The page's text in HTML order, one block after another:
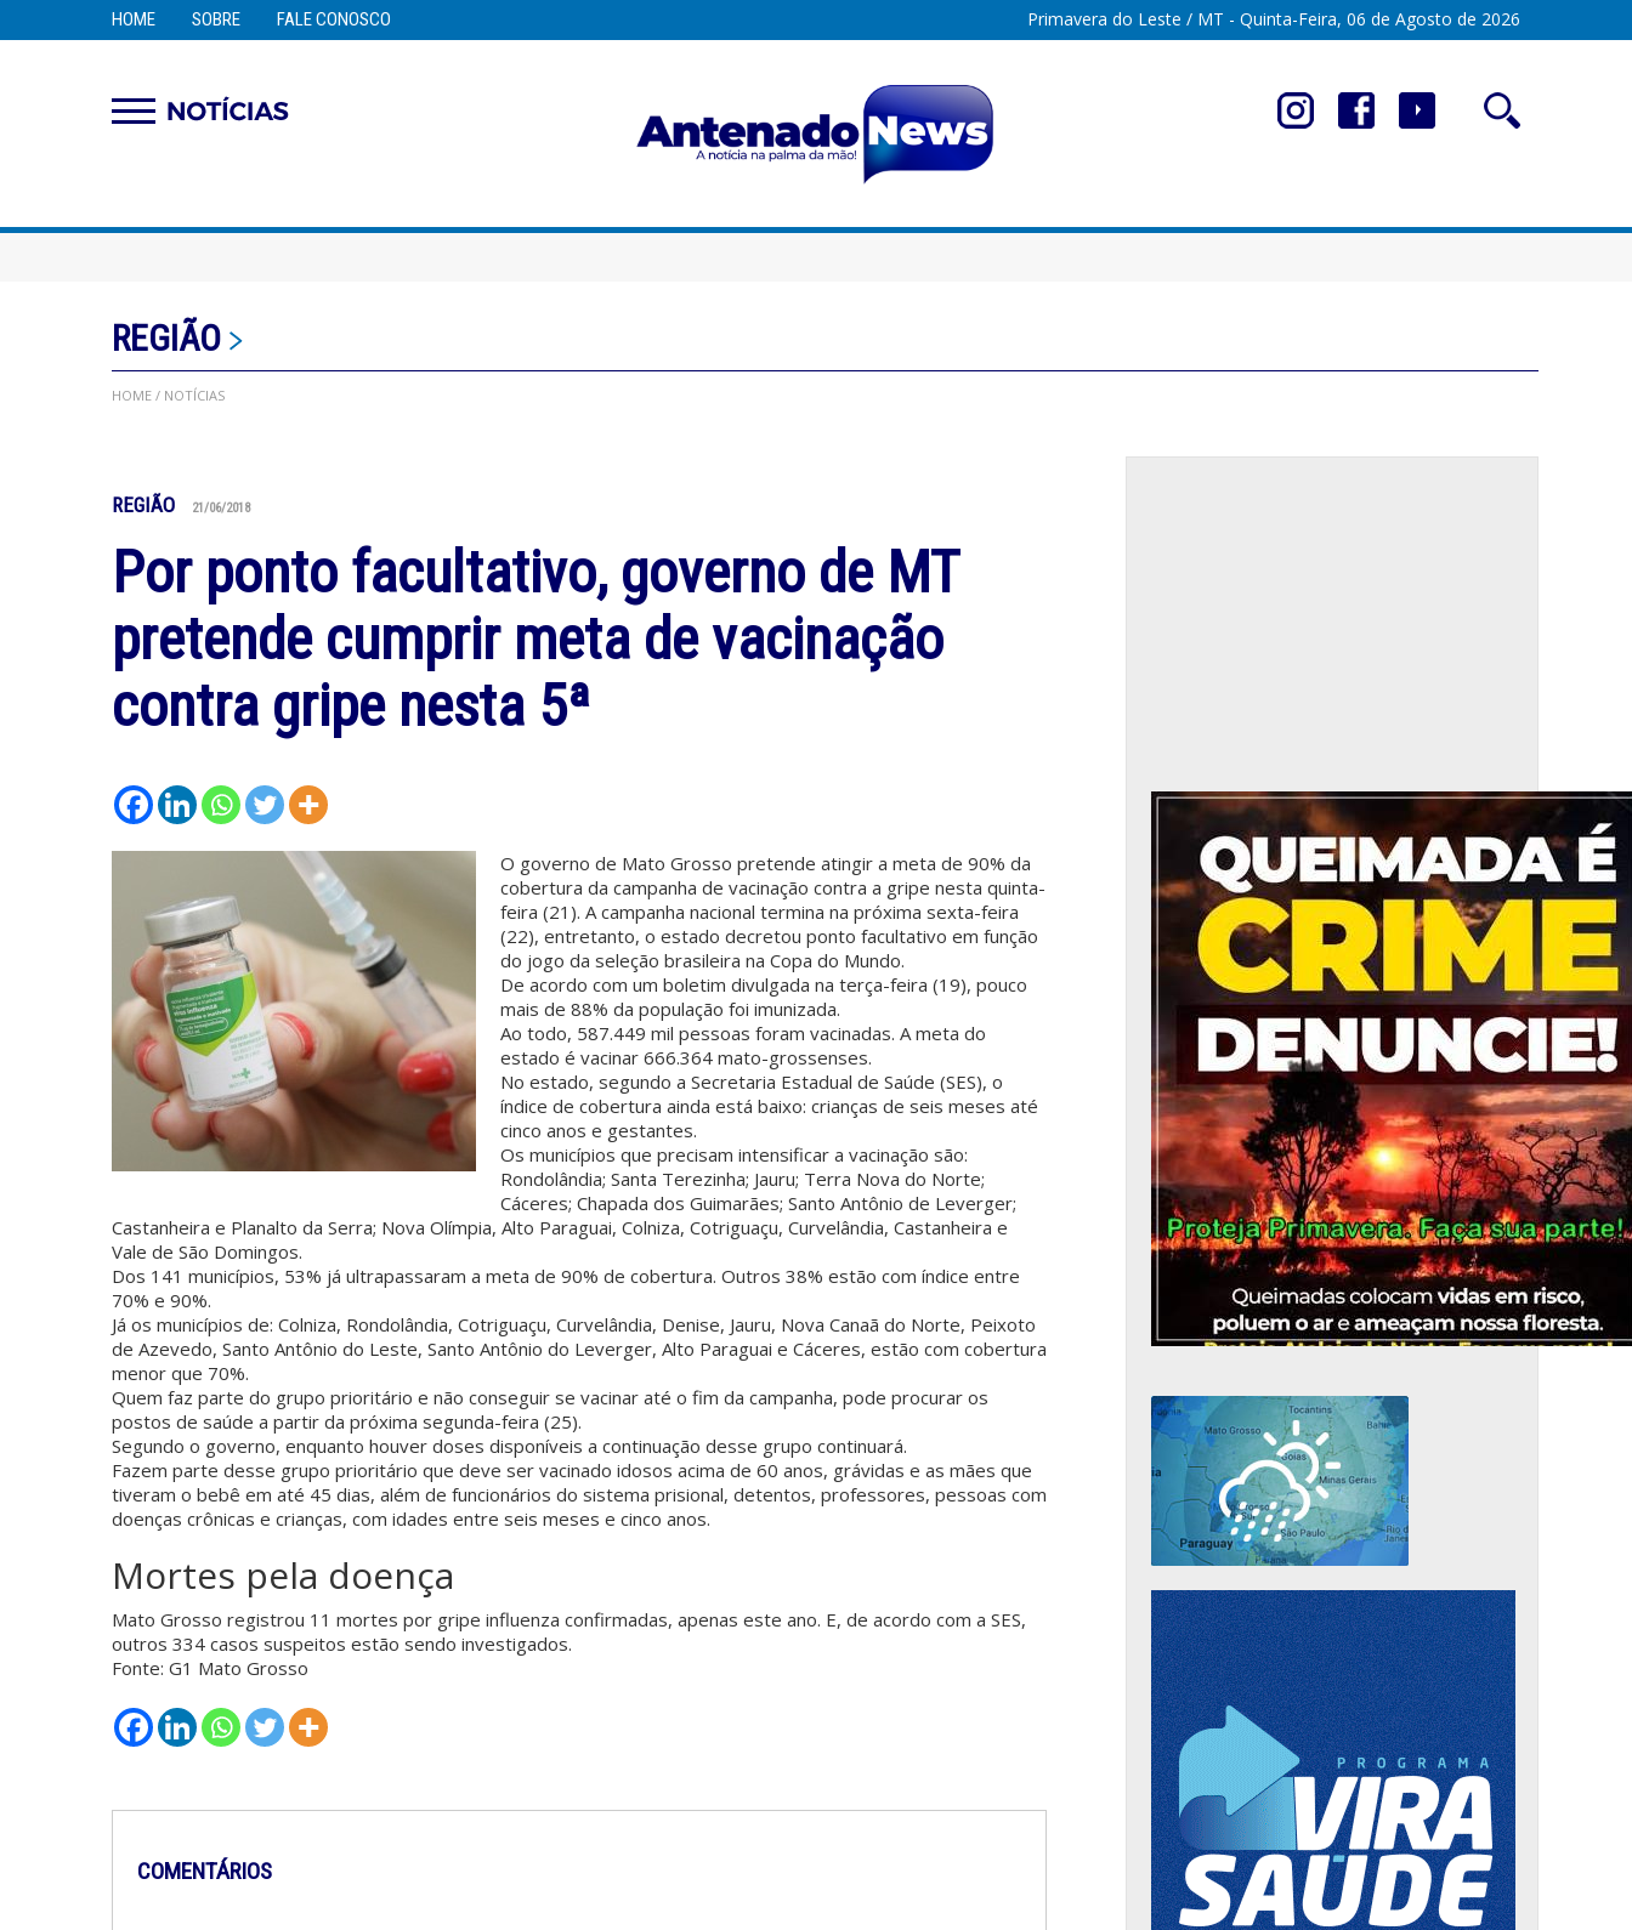
HOME SOBRE FALE CONOSCO Primavera do Leste / MT - Quinta-Feira, 06 de Agosto de 2026
REGIÃO
HOME / NOTÍCIAS
REGIÃO 21/06/2018
Por ponto facultativo, governo de MT
pretende cumprir meta de vacinação
contra gripe nesta 5ª
O governo de Mato Grosso pretende atingir a meta de 90% da
cobertura da campanha de vacinação contra a gripe nesta quinta-
feira (21). A campanha nacional termina na próxima sexta-feira
(22), entretanto, o estado decretou ponto facultativo em função
do jogo da seleção brasileira na Copa do Mundo.
De acordo com um boletim divulgada na terça-feira (19), pouco
mais de 88% da população foi imunizada.
Ao todo, 587.449 mil pessoas foram vacinadas. A meta do
estado é vacinar 666.364 mato-grossenses.
No estado, segundo a Secretaria Estadual de Saúde (SES), o
índice de cobertura ainda está baixo: crianças de seis meses até
cinco anos e gestantes.
Os municípios que precisam intensificar a vacinação são:
Rondolândia; Santa Terezinha; Jauru; Terra Nova do Norte;
Cáceres; Chapada dos Guimarães; Santo Antônio de Leverger;
Castanheira e Planalto da Serra; Nova Olímpia, Alto Paraguai, Colniza, Cotriguaçu, Curvelândia, Castanheira e
Vale de São Domingos.
Dos 141 municípios, 53% já ultrapassaram a meta de 90% de cobertura. Outros 38% estão com índice entre
70% e 90%.
Já os municípios de: Colniza, Rondolândia, Cotriguaçu, Curvelândia, Denise, Jauru, Nova Canaã do Norte, Peixoto
de Azevedo, Santo Antônio do Leste, Santo Antônio do Leverger, Alto Paraguai e Cáceres, estão com cobertura
menor que 70%.
Quem faz parte do grupo prioritário e não conseguir se vacinar até o fim da campanha, pode procurar os
postos de saúde a partir da próxima segunda-feira (25).
Segundo o governo, enquanto houver doses disponíveis a continuação desse grupo continuará.
Fazem parte desse grupo prioritário que deve ser vacinado idosos acima de 60 anos, grávidas e as mães que
tiveram o bebê em até 45 dias, além de funcionários do sistema prisional, detentos, professores, pessoas com
doenças crônicas e crianças, com idades entre seis meses e cinco anos.
Mortes pela doença
Mato Grosso registrou 11 mortes por gripe influenza confirmadas, apenas este ano. E, de acordo com a SES,
outros 334 casos suspeitos estão sendo investigados.
Fonte: G1 Mato Grosso
COMENTÁRIOS